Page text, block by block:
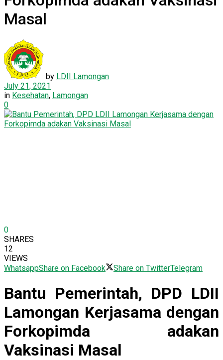
Masal
by LDII Lamongan
July 21, 2021
in Kesehatan, Lamongan
0
0
SHARES
12
VIEWS
WhatsappShare on Facebook Share on TwitterTelegram
Bantu Pemerintah, DPD LDII
Lamongan Kerjasama dengan
Forkopimda adakan
Vaksinasi Masal